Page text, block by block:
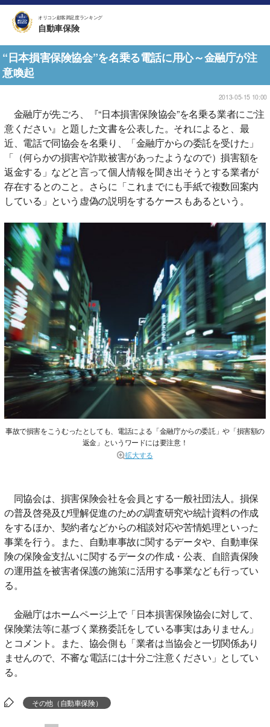
オリコン顧客満足度ランキング
自動車保険
“日本損害保険協会”を名乗る電話に用心～金融庁が注
意喚起
2013-05-15 10:00
金融庁が先ごろ、『“日本損害保険協会”を名乗る業者にご注
意ください』と題した文書を公表した。それによると、最
近、電話で同協会を名乗り、「金融庁からの委託を受けた」
「（何らかの損害や詐欺被害があったようなので）損害額を
返金する」などと言って個人情報を聞き出そうとする業者が
存在するとのこと。さらに「これまでにも手紙で複数回案内
している」という虚偽の説明をするケースもあるという。
事故で損害をこうむったとしても、電話による「金融庁からの委託」や「損害額の
返金」というワードには要注意！
拡大する
同協会は、損害保険会社を会員とする一般社団法人。損保
の普及啓発及び理解促進のための調査研究や統計資料の作成
をするほか、契約者などからの相談対応や苦情処理といった
事業を行う。また、自動車事故に関するデータや、自動車保
険の保険金支払いに関するデータの作成・公表、自賠責保険
の運用益を被害者保護の施策に活用する事業なども行ってい
る。
金融庁はホームページ上で「日本損害保険協会に対して、
保険業法等に基づく業務委託をしている事実はありません」
とコメント。また、協会側も「業者は当協会と一切関係あり
ませんので、不審な電話には十分ご注意ください」としてい
る。
その他（自動車保険）